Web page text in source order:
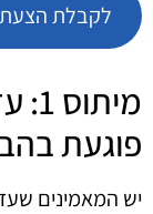
לקבלת הצעת
פוגעת